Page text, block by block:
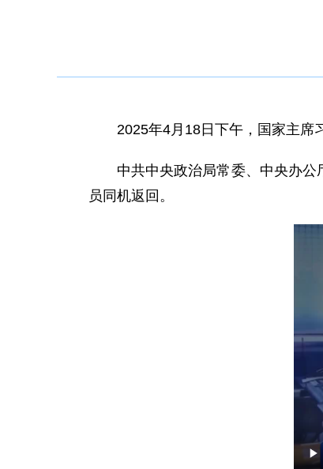
2025年4月18日下午，国家主席
中共中央政治局常委、中央办
员同机返回。